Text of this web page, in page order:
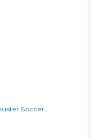
Soccer...